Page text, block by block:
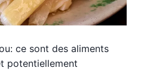
ce sont des aliments
potentiellement